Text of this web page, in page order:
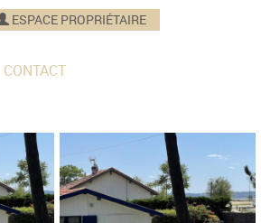
ESPACE PROPRIÉTAIRE
CONTACT